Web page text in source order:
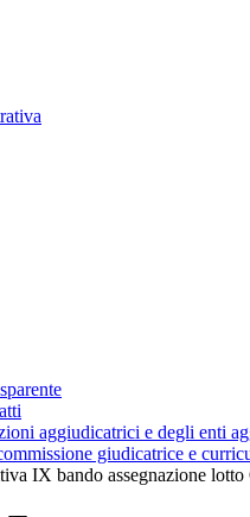
aggiudicatrici e degli enti
giudicatrice e
IX bando assegnazione lotto